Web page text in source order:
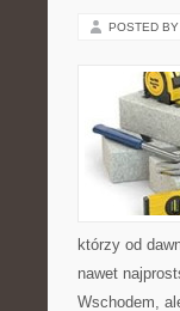
POSTED BY
którzy od
nawet
Wschodem,